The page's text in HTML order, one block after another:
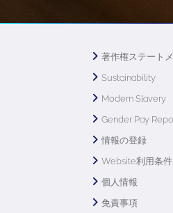
著作権ステート
Sustainability
Modern Slavery
Gender Pay
情報の登録
Website利用条件
個人情報
免責事項